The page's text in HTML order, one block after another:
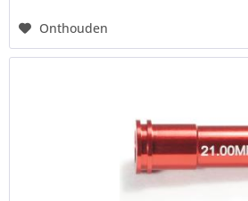
Onthouden